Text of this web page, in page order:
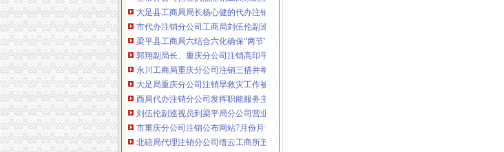
市代办注销分公司工商局刘伍伦副巡视员到石柱县工商局水工商所检查指导工作
梁平县工商局六结合六化确保“两节”重庆注销税务期间食品安全
郭翔副局长、重庆分公司注销高印平副巡视员率领直属局组织企业赴万州开展项目考察、劳务对接活动
永川工商局重庆分公司注销三措并举着力规范和发展中介机构
大足局重庆分公司注销旱救灾工作被《中国消费者报》等国家级报刊报道
酉局代办注销分公司发挥职能服务主义新农村建设
刘伍伦副巡视员到梁平局分公司营业执照注销屏锦工商所调研
市重庆分公司注销公布网站7月份月评结果 市工商局和渝北区分列两项第一
北碚局代理注销分公司缙云工商所五项措施推进工商所12315分类监管平台应用
梁平局重庆注销分公司四举措构筑和谐氛围